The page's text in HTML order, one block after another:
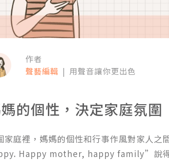
作者
聲藝編輯 | 用聲音讓你更出色
的個性，決定家庭氛圍
家庭裡，媽媽的個性和行事作風對家人
Happy mother, happy family”說得